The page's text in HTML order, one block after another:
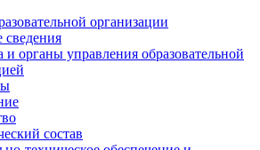
организации
и органы управления образовательной
состав